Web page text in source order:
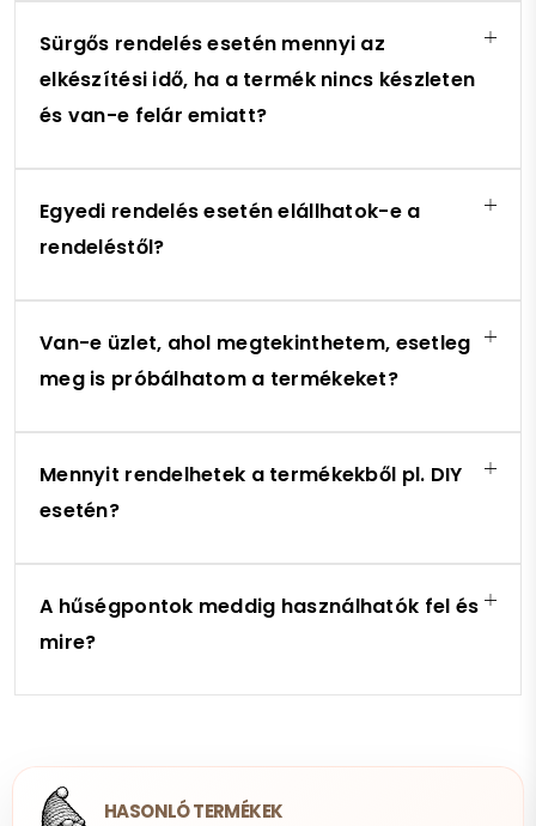
Sürgős rendelés esetén mennyi az
elkészítési idő, ha a termék nincs készleten
és van-e felár emiatt?
Egyedi rendelés esetén elállhatok-e a
rendeléstől?
Van-e üzlet, ahol megtekinthetem, esetleg
meg is próbálhatom a termékeket?
Mennyit rendelhetek a termékekből pl. DIY
esetén?
A hűségpontok meddig használhatók fel és
mire?
HASONLÓ TERMÉKEK